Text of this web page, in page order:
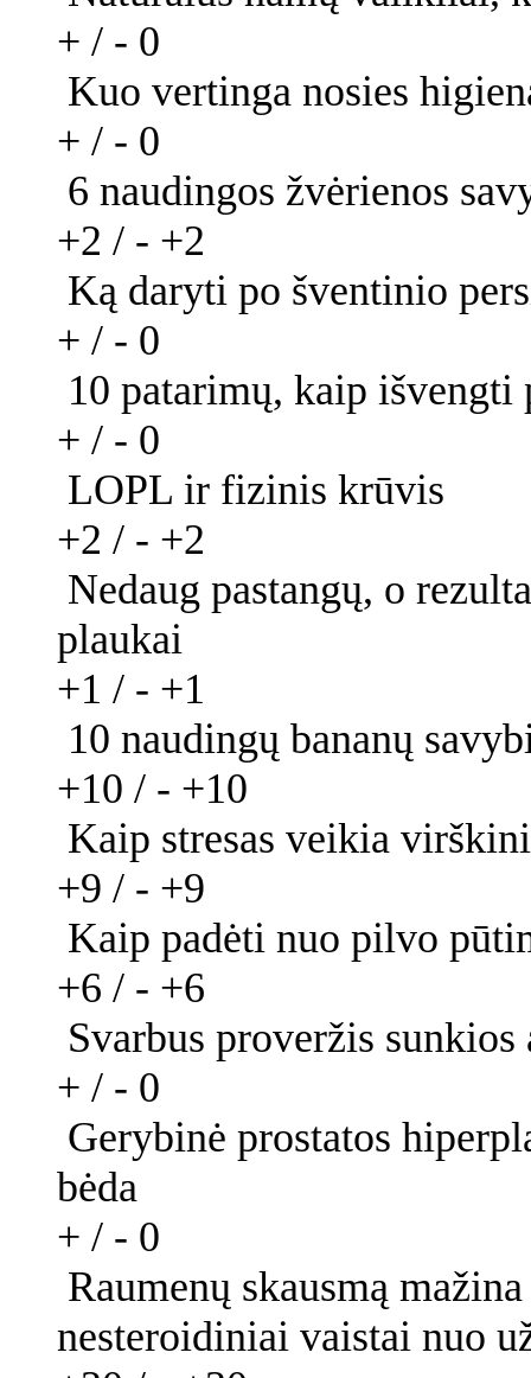
+ / - 0
Kuo vertinga nosies
+ / - 0
6 naudingos žvėrienos
+2 / - +2
Ką daryti po šventinio
+ / - 0
10 patarimų, kaip išvengti
+ / - 0
LOPL ir fizinis krūvis
+2 / - +2
Nedaug pastangų, o
plaukai
+1 / - +1
10 naudingų bananų
+10 / - +10
Kaip stresas veikia
+9 / - +9
Kaip padėti nuo pilvo
+6 / - +6
Svarbus proveržis sunkios
+ / - 0
Gerybinė prostatos
bėda
+ / - 0
Raumenų skausmą
nesteroidiniai vaistai nuo